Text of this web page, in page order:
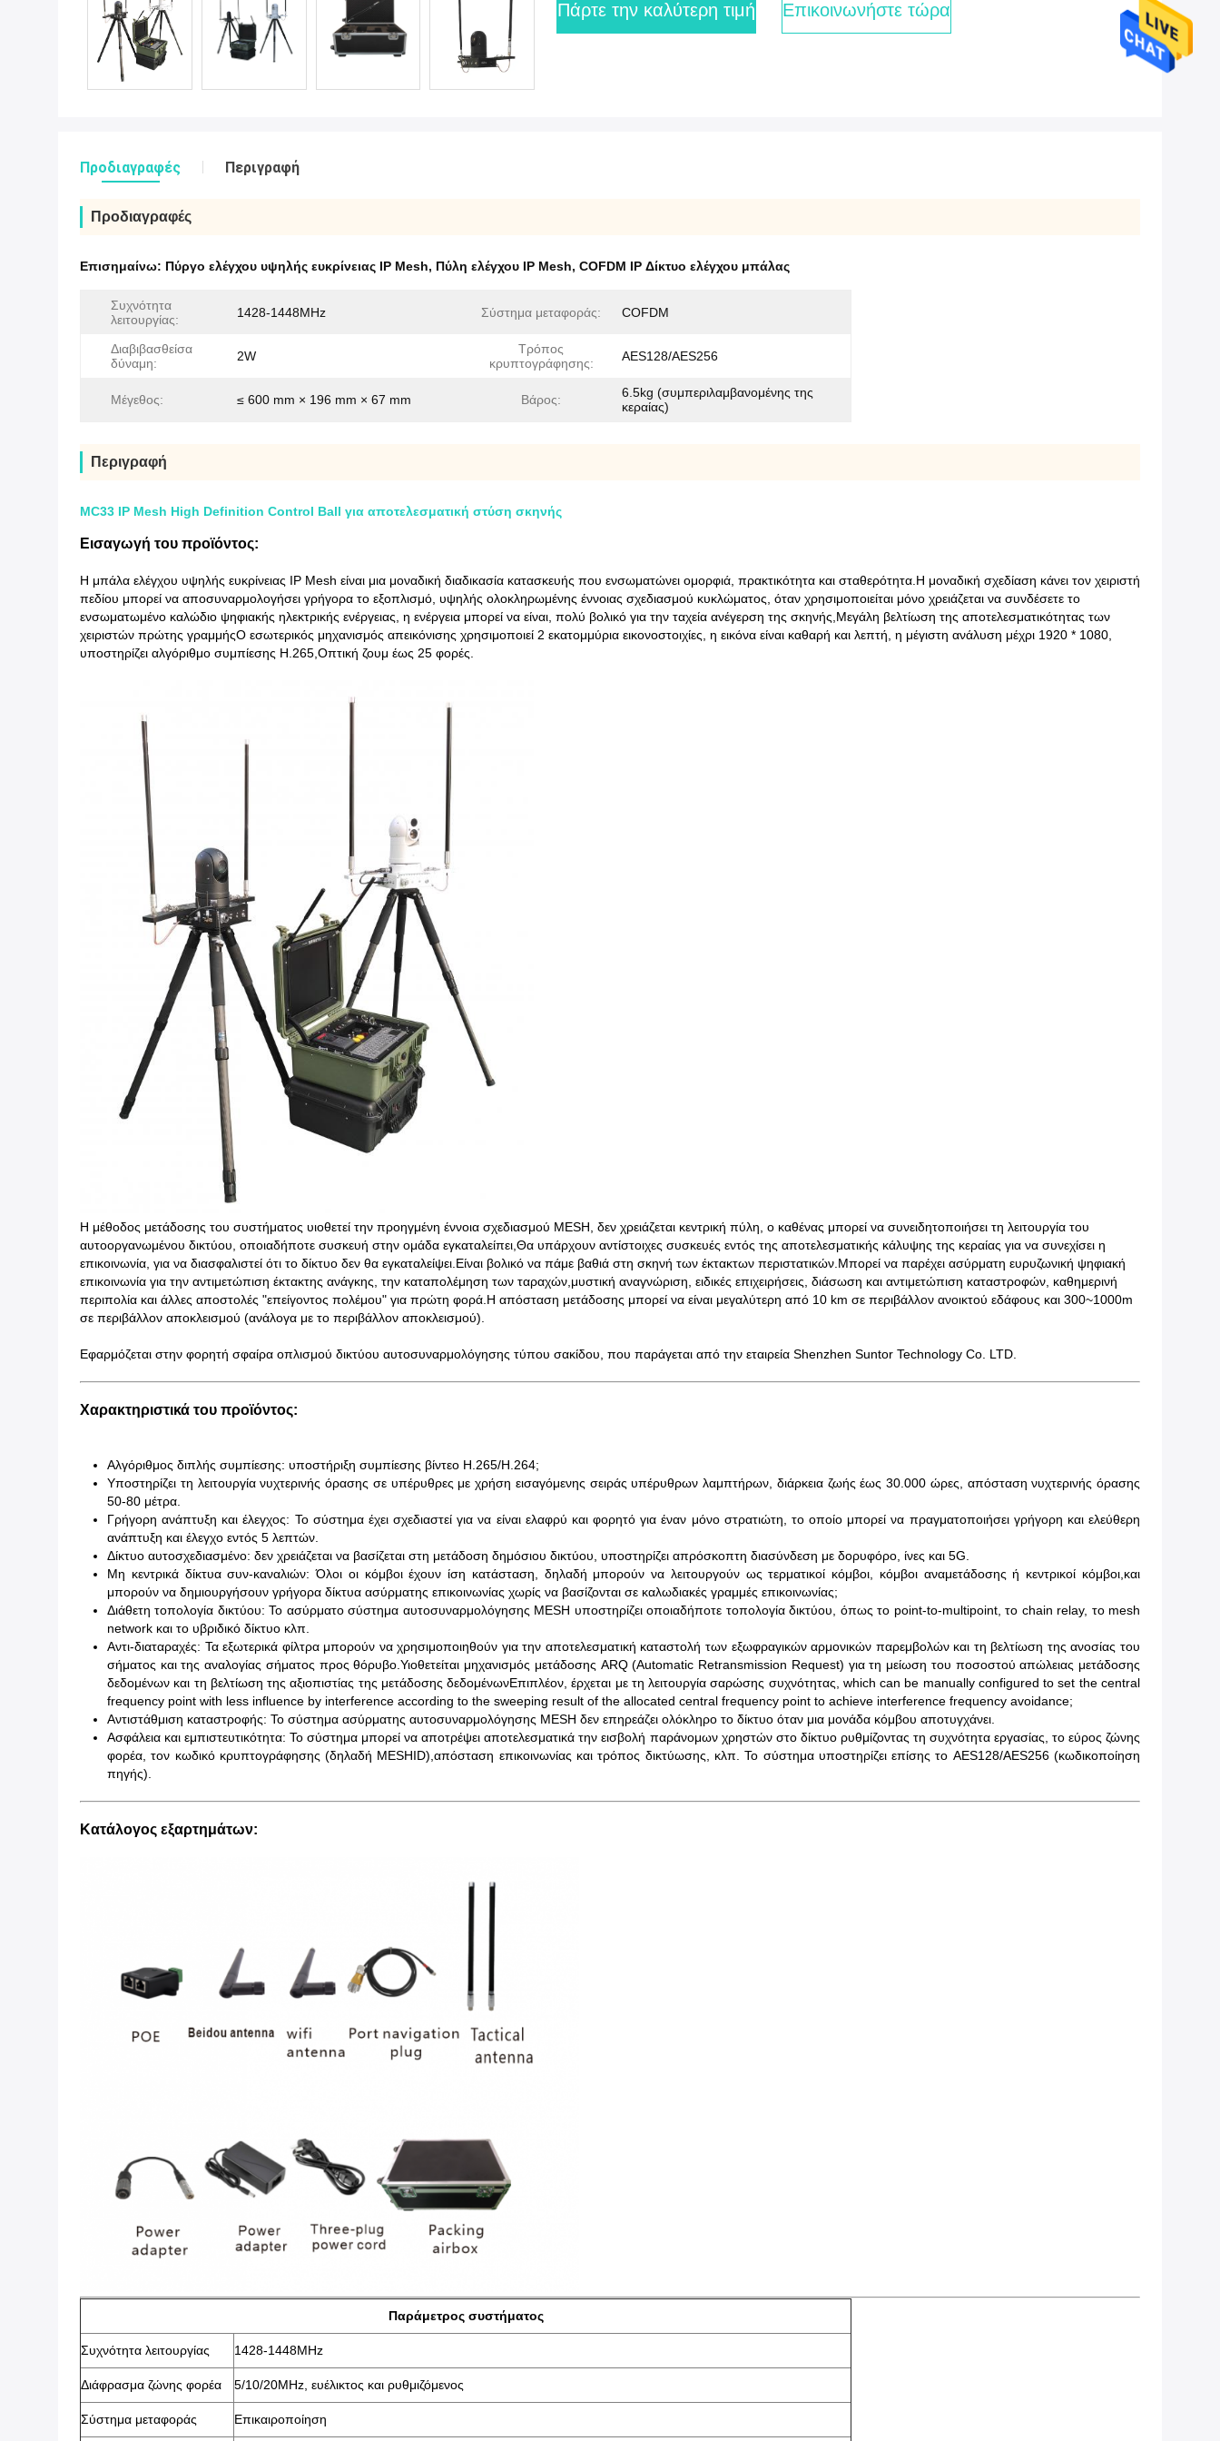
Πάρτε την καλύτερη τιμή Επικοινωνήστε τώρα
Προδιαγραφές Περιγραφή
Προδιαγραφές
Επισημαίνω: Πύργο ελέγχου υψηλής ευκρίνειας IP Mesh, Πύλη ελέγχου IP Mesh, COFDM IP Δίκτυο ελέγχου μπάλας
Συχνότητα
λειτουργίας:
1428-1448MHz Σύστημα μεταφοράς: COFDM
Διαβιβασθείσα
δύναμη:
2W
Τρόπος
κρυπτογράφησης:
AES128/AES256
Μέγεθος: ≤ 600 mm × 196 mm × 67 mm Βάρος:
6.5kg (συμπεριλαμβανομένης της
κεραίας)
Περιγραφή
MC33 IP Mesh High Definition Control Ball για αποτελεσματική στύση σκηνής
Εισαγωγή του προϊόντος:
Η μπάλα ελέγχου υψηλής ευκρίνειας IP Mesh είναι μια μοναδική διαδικασία κατασκευής που ενσωματώνει ομορφιά, πρακτικότητα και σταθερότητα.Η μοναδική σχεδίαση κάνει τον χειριστή
πεδίου μπορεί να αποσυναρμολογήσει γρήγορα το εξοπλισμό, υψηλής ολοκληρωμένης έννοιας σχεδιασμού κυκλώματος, όταν χρησιμοποιείται μόνο χρειάζεται να συνδέσετε το
ενσωματωμένο καλώδιο ψηφιακής ηλεκτρικής ενέργειας, η ενέργεια μπορεί να είναι, πολύ βολικό για την ταχεία ανέγερση της σκηνής,Μεγάλη βελτίωση της αποτελεσματικότητας των
χειριστών πρώτης γραμμήςΟ εσωτερικός μηχανισμός απεικόνισης χρησιμοποιεί 2 εκατομμύρια εικονοστοιχίες, η εικόνα είναι καθαρή και λεπτή, η μέγιστη ανάλυση μέχρι 1920 * 1080,
υποστηρίζει αλγόριθμο συμπίεσης H.265,Οπτική ζουμ έως 25 φορές.
Η μέθοδος μετάδοσης του συστήματος υιοθετεί την προηγμένη έννοια σχεδιασμού MESH, δεν χρειάζεται κεντρική πύλη, ο καθένας μπορεί να συνειδητοποιήσει τη λειτουργία του
αυτοοργανωμένου δικτύου, οποιαδήποτε συσκευή στην ομάδα εγκαταλείπει,Θα υπάρχουν αντίστοιχες συσκευές εντός της αποτελεσματικής κάλυψης της κεραίας για να συνεχίσει η
επικοινωνία, για να διασφαλιστεί ότι το δίκτυο δεν θα εγκαταλείψει.Είναι βολικό να πάμε βαθιά στη σκηνή των έκτακτων περιστατικών.Μπορεί να παρέχει ασύρματη ευρυζωνική ψηφιακή
επικοινωνία για την αντιμετώπιση έκτακτης ανάγκης, την καταπολέμηση των ταραχών,μυστική αναγνώριση, ειδικές επιχειρήσεις, διάσωση και αντιμετώπιση καταστροφών, καθημερινή
περιπολία και άλλες αποστολές "επείγοντος πολέμου" για πρώτη φορά.Η απόσταση μετάδοσης μπορεί να είναι μεγαλύτερη από 10 km σε περιβάλλον ανοικτού εδάφους και 300~1000m
σε περιβάλλον αποκλεισμού (ανάλογα με το περιβάλλον αποκλεισμού).
Εφαρμόζεται στην φορητή σφαίρα οπλισμού δικτύου αυτοσυναρμολόγησης τύπου σακίδου, που παράγεται από την εταιρεία Shenzhen Suntor Technology Co. LTD.
Χαρακτηριστικά του προϊόντος:
Αλγόριθμος διπλής συμπίεσης: υποστήριξη συμπίεσης βίντεο H.265/H.264;
Υποστηρίζει τη λειτουργία νυχτερινής όρασης σε υπέρυθρες με χρήση εισαγόμενης σειράς υπέρυθρων λαμπτήρων, διάρκεια ζωής έως 30.000 ώρες, απόσταση νυχτερινής όρασης
50-80 μέτρα.
Γρήγορη ανάπτυξη και έλεγχος: Το σύστημα έχει σχεδιαστεί για να είναι ελαφρύ και φορητό για έναν μόνο στρατιώτη, το οποίο μπορεί να πραγματοποιήσει γρήγορη και ελεύθερη
ανάπτυξη και έλεγχο εντός 5 λεπτών.
Δίκτυο αυτοσχεδιασμένο: δεν χρειάζεται να βασίζεται στη μετάδοση δημόσιου δικτύου, υποστηρίζει απρόσκοπτη διασύνδεση με δορυφόρο, ίνες και 5G.
Μη κεντρικά δίκτυα συν-καναλιών: Όλοι οι κόμβοι έχουν ίση κατάσταση, δηλαδή μπορούν να λειτουργούν ως τερματικοί κόμβοι, κόμβοι αναμετάδοσης ή κεντρικοί κόμβοι,και
μπορούν να δημιουργήσουν γρήγορα δίκτυα ασύρματης επικοινωνίας χωρίς να βασίζονται σε καλωδιακές γραμμές επικοινωνίας;
Διάθετη τοπολογία δικτύου: Το ασύρματο σύστημα αυτοσυναρμολόγησης MESH υποστηρίζει οποιαδήποτε τοπολογία δικτύου, όπως το point-to-multipoint, το chain relay, το mesh
network και το υβριδικό δίκτυο κλπ.
Αντι-διαταραχές: Τα εξωτερικά φίλτρα μπορούν να χρησιμοποιηθούν για την αποτελεσματική καταστολή των εξωφραγικών αρμονικών παρεμβολών και τη βελτίωση της ανοσίας του
σήματος και της αναλογίας σήματος προς θόρυβο.Υιοθετείται μηχανισμός μετάδοσης ARQ (Automatic Retransmission Request) για τη μείωση του ποσοστού απώλειας μετάδοσης
δεδομένων και τη βελτίωση της αξιοπιστίας της μετάδοσης δεδομένωνΕπιπλέον, έρχεται με τη λειτουργία σαρώσης συχνότητας, which can be manually configured to set the central
frequency point with less influence by interference according to the sweeping result of the allocated central frequency point to achieve interference frequency avoidance;
Αντιστάθμιση καταστροφής: Το σύστημα ασύρματης αυτοσυναρμολόγησης MESH δεν επηρεάζει ολόκληρο το δίκτυο όταν μια μονάδα κόμβου αποτυγχάνει.
Ασφάλεια και εμπιστευτικότητα: Το σύστημα μπορεί να αποτρέψει αποτελεσματικά την εισβολή παράνομων χρηστών στο δίκτυο ρυθμίζοντας τη συχνότητα εργασίας, το εύρος ζώνης
φορέα, τον κωδικό κρυπτογράφησης (δηλαδή MESHID),απόσταση επικοινωνίας και τρόπος δικτύωσης, κλπ. Το σύστημα υποστηρίζει επίσης το AES128/AES256 (κωδικοποίηση
πηγής).
Κατάλογος εξαρτημάτων:
Παράμετρος συστήματος
Συχνότητα λειτουργίας 1428-1448MHz
Διάφρασμα ζώνης φορέα 5/10/20MHz, ευέλικτος και ρυθμιζόμενος
Σύστημα μεταφοράς Επικαιροποίηση